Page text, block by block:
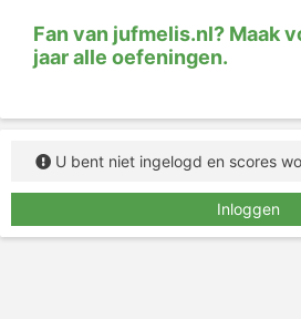
Fan van jufmelis.nl? Maak
jaar alle oefeningen.
U bent niet ingelogd en scores
Inloggen